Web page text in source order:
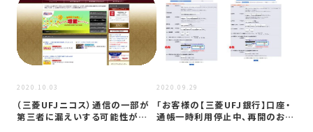
2020.10.03
（三菱UFJニコス）通信の一部が
第三者に漏えいする可能性がある
2020.09.29
「お客様の【三菱UFJ銀行】口座・
通帳一時利用停止中、再開のお手